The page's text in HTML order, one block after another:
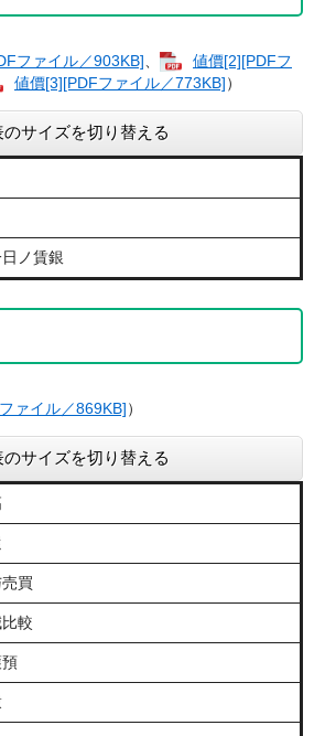
ファイル／903KB]
値價​[2][PDFフ
値價​[3][PDFファイル／773KB]）
のサイズを切り替える
ノ賃銀
ァイル／869KB]）
のサイズを切り替える
買
較